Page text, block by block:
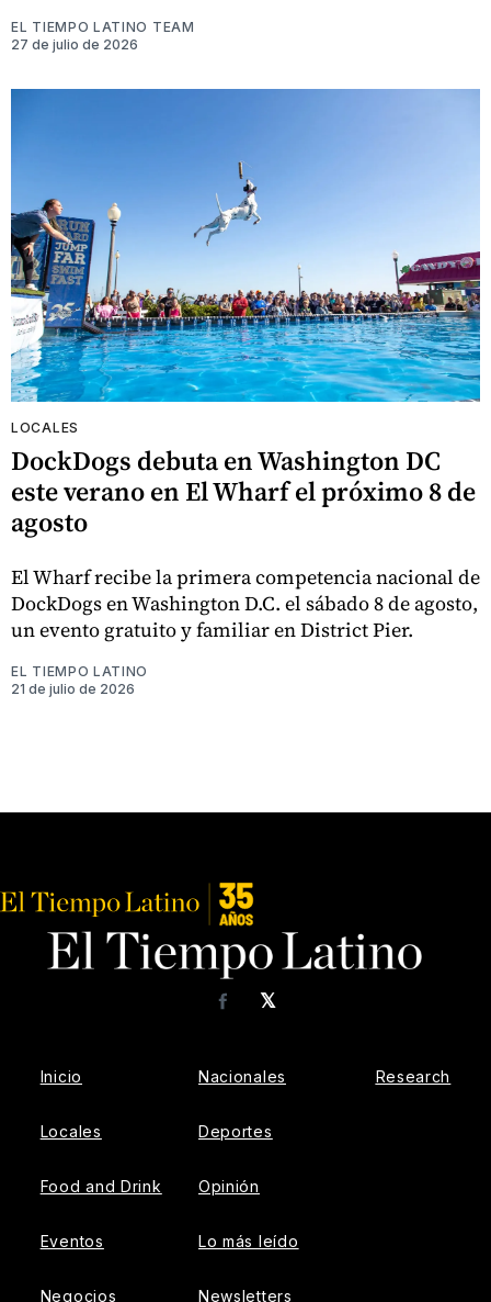
EL TIEMPO LATINO TEAM
27 de julio de 2026
LOCALES
DockDogs debuta en Washington DC
este verano en El Wharf el próximo 8 de
agosto
El Wharf recibe la primera competencia nacional de
DockDogs en Washington D.C. el sábado 8 de agosto,
un evento gratuito y familiar en District Pier.
EL TIEMPO LATINO
21 de julio de 2026
𝕏
Facebook
Inicio
Locales
Food and Drink
Eventos
Negocios
Nacionales
Deportes
Opinión
Lo más leído
Newsletters
Research